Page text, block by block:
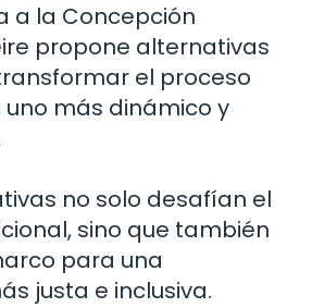
a la Concepción
propone alternativas
el proceso
más dinámico y
no solo desafían el
sino que también
para una
justa e inclusiva.